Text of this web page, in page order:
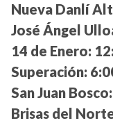
Nueva Danlí
José Ángel
14 de Enero:
Superación:
San Juan Bosco:
Brisas del